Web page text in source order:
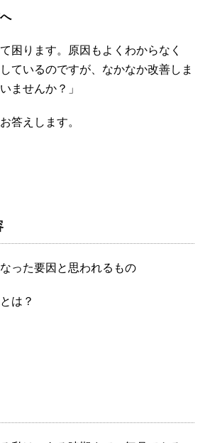
困ります。原因もよくわからなく
ているのですが、なかなか改善しま
ませんか？」
答えします。
った要因と思われるもの
は？